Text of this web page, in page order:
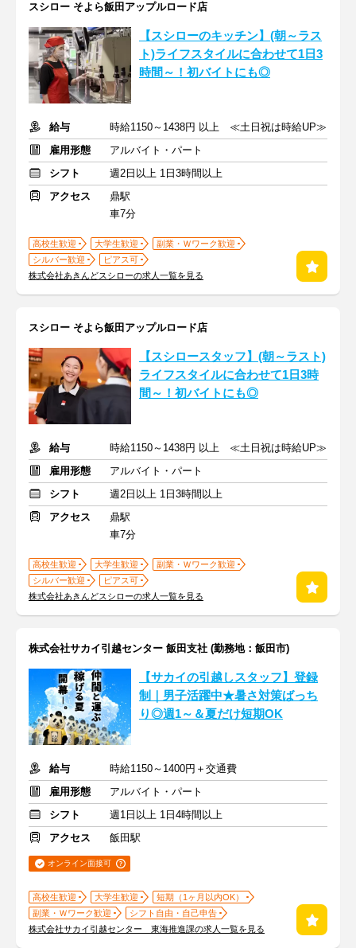
スシロー そよら飯田アップルロード店
【スシローのキッチン】(朝～ラス
ト)ライフスタイルに合わせて1日3
時間～！初バイトにも◎
給与
時給1150～1438円 以上 ≪土日祝は時給UP≫
雇用形態
アルバイト・パート
シフト
週2日以上 1日3時間以上
アクセス
鼎駅
車7分
高校生歓迎 大学生歓迎
副業・Ｗワーク歓迎
シルバー歓迎
ピアス可
株式会社あきんどスシローの求人一覧を見る
スシロー そよら飯田アップルロード店
【スシロースタッフ】(朝～ラスト)
ライフスタイルに合わせて1日3時
間～！初バイトにも◎
給与
時給1150～1438円 以上 ≪土日祝は時給UP≫
雇用形態
アルバイト・パート
シフト
週2日以上 1日3時間以上
アクセス
鼎駅
車7分
高校生歓迎 大学生歓迎
副業・Ｗワーク歓迎
シルバー歓迎
ピアス可
株式会社あきんどスシローの求人一覧を見る
株式会社サカイ引越センター 飯田支社 (勤務地：飯田市)
【サカイの引越しスタッフ】登録
制｜男子活躍中★暑さ対策ばっち
り◎週1～＆夏だけ短期OK
給与
時給1150～1400円＋交通費
雇用形態
アルバイト・パート
シフト
週1日以上 1日4時間以上
アクセス
飯田駅
オンライン面接可
高校生歓迎 大学生歓迎
短期（1ヶ月以内OK）
副業・Ｗワーク歓迎
シフト自由・自己申告
株式会社サカイ引越センター 東海推進課の求人一覧を見る